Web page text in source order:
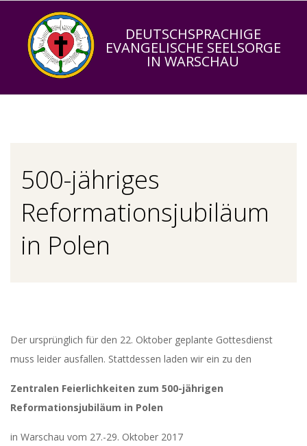
content
DEUTSCHSPRACHIGE
EVANGELISCHE SEELSORGE
IN WARSCHAU
500-jähriges
Reformationsjubiläum
in Polen
Der ursprünglich für den 22. Oktober geplante Gottesdienst
muss leider ausfallen. Stattdessen laden wir ein zu den
Zentralen Feierlichkeiten zum 500-jährigen
Reformationsjubiläum in Polen
in Warschau vom 27.-29. Oktober 2017